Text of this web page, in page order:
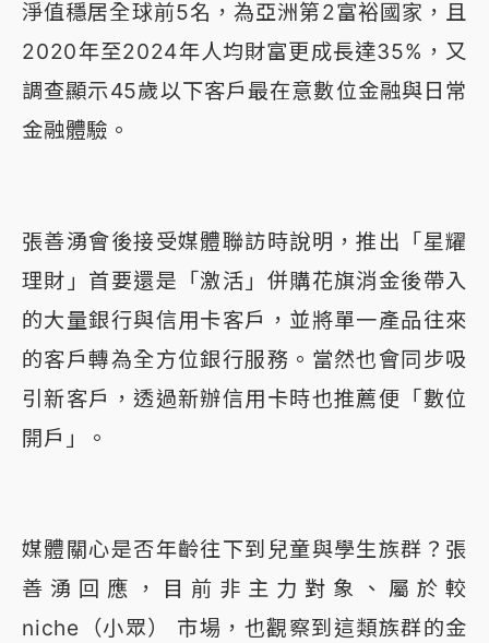
淨值穩居全球前5名，為亞洲第2富裕國家，且
2020年至2024年人均財富更成長達35%，又
調查顯示45歲以下客戶最在意數位金融與日常
金融體驗。
張善湧會後接受媒體聯訪時說明，推出「星耀
理財」首要還是「激活」併購花旗消金後帶入
的大量銀行與信用卡客戶，並將單一產品往來
的客戶轉為全方位銀行服務。當然也會同步吸
引新客戶，透過新辦信用卡時也推薦便「數位
開戶」。
媒體關心是否年齡往下到兒童與學生族群？張
善湧回應，目前非主力對象、屬於較
niche（小眾） 市場，也觀察到這類族群的金